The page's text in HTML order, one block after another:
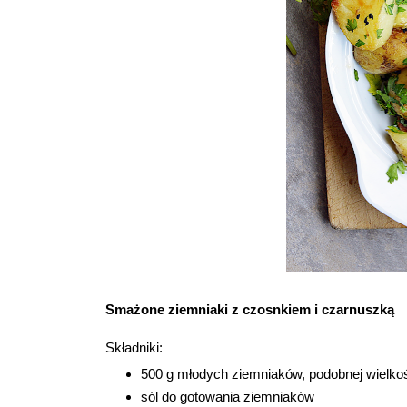
Smażone ziemniaki z czosnkiem i czarnuszką
Składniki:
500 g młodych ziemniaków, podobnej
sól do gotowania ziemniaków